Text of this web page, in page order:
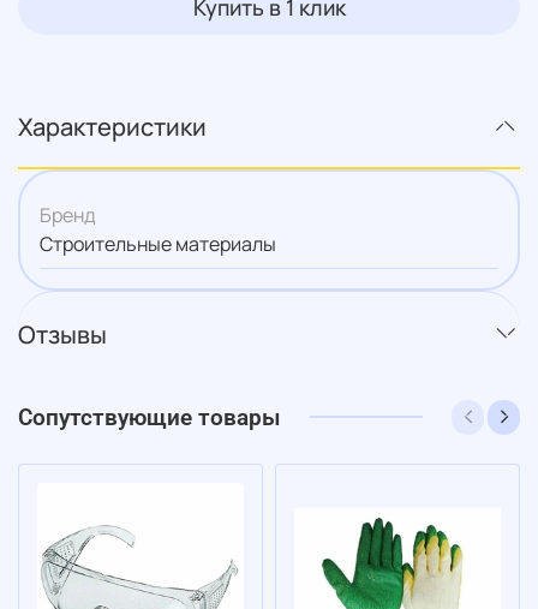
Купить в 1 клик
Характеристики
Бренд
Строительные материалы
Отзывы
Сопутствующие товары